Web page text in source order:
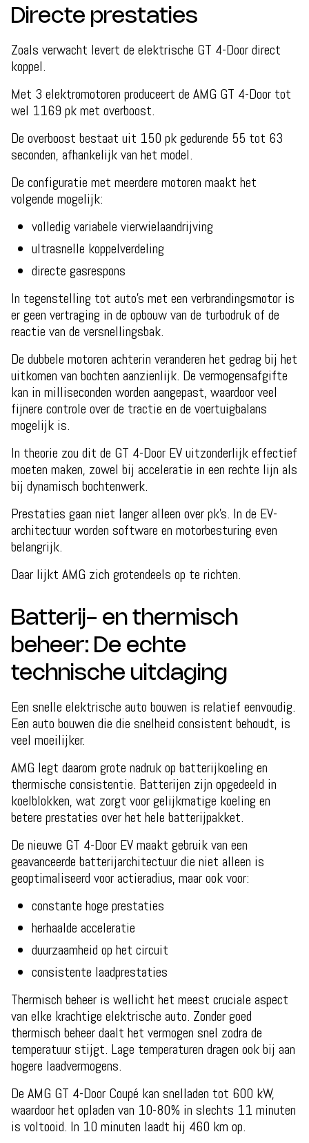
Directe prestaties
Zoals verwacht levert de elektrische GT 4-Door direct
koppel.
Met 3 elektromotoren produceert de AMG GT 4-Door tot
wel 1169 pk met overboost.
De overboost bestaat uit 150 pk gedurende 55 tot 63
seconden, afhankelijk van het model.
De configuratie met meerdere motoren maakt het
volgende mogelijk:
volledig variabele vierwielaandrijving
ultrasnelle koppelverdeling
directe gasrespons
In tegenstelling tot auto's met een verbrandingsmotor is
er geen vertraging in de opbouw van de turbodruk of de
reactie van de versnellingsbak.
De dubbele motoren achterin veranderen het gedrag bij het
uitkomen van bochten aanzienlijk. De vermogensafgifte
kan in milliseconden worden aangepast, waardoor veel
fijnere controle over de tractie en de voertuigbalans
mogelijk is.
In theorie zou dit de GT 4-Door EV uitzonderlijk effectief
moeten maken, zowel bij acceleratie in een rechte lijn als
bij dynamisch bochtenwerk.
Prestaties gaan niet langer alleen over pk's. In de EV-
architectuur worden software en motorbesturing even
belangrijk.
Daar lijkt AMG zich grotendeels op te richten.
Batterij- en thermisch
beheer: De echte
technische uitdaging
Een snelle elektrische auto bouwen is relatief eenvoudig.
Een auto bouwen die die snelheid consistent behoudt, is
veel moeilijker.
AMG legt daarom grote nadruk op batterijkoeling en
thermische consistentie. Batterijen zijn opgedeeld in
koelblokken, wat zorgt voor gelijkmatige koeling en
betere prestaties over het hele batterijpakket.
De nieuwe GT 4-Door EV maakt gebruik van een
geavanceerde batterijarchitectuur die niet alleen is
geoptimaliseerd voor actieradius, maar ook voor:
constante hoge prestaties
herhaalde acceleratie
duurzaamheid op het circuit
consistente laadprestaties
Thermisch beheer is wellicht het meest cruciale aspect
van elke krachtige elektrische auto. Zonder goed
thermisch beheer daalt het vermogen snel zodra de
temperatuur stijgt. Lage temperaturen dragen ook bij aan
hogere laadvermogens.
De AMG GT 4-Door Coupé kan snelladen tot 600 kW,
waardoor het opladen van 10-80% in slechts 11 minuten
is voltooid. In 10 minuten laadt hij 460 km op.